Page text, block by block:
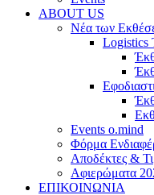
ABOUT US
Νέα των
Logistics
Events o.mind
Φόρμα
Αποδέκτες &
Αφιερώματα
ΕΠΙΚΟΙΝΩΝΙΑ